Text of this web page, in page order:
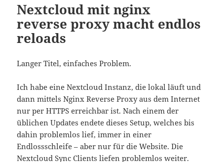
Nextcloud mit nginx
reverse proxy macht endlos
reloads
Langer Titel, einfaches Problem.
Ich habe eine Nextcloud Instanz, die lokal läuft und
dann mittels Nginx Reverse Proxy aus dem Internet
nur per HTTPS erreichbar ist. Nach einem der
üblichen Updates endete dieses Setup, welches bis
dahin problemlos lief, immer in einer
Endlossschleife – aber nur für die Website. Die
Nextcloud Sync Clients liefen problemlos weiter.